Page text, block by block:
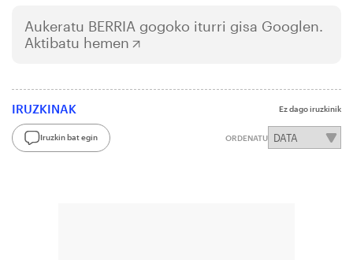
Aukeratu BERRIA gogoko iturri gisa Googlen.
Aktibatu hemen
IRUZKINAK Ez dago iruzkinik
Iruzkin bat egin ORDENATU